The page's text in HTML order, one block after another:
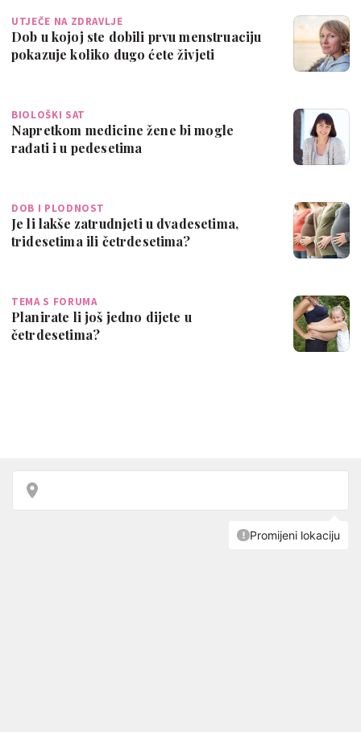
UTJEČE NA ZDRAVLJE
Dob u kojoj ste dobili prvu menstruaciju
pokazuje koliko dugo ćete živjeti
BIOLOŠKI SAT
Napretkom medicine žene bi mogle
rađati i u pedesetima
DOB I PLODNOST
Je li lakše zatrudnjeti u dvadesetima,
tridesetima ili četrdesetima?
TEMA S FORUMA
Planirate li još jedno dijete u
četrdesetima?